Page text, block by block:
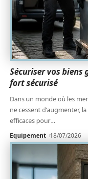
Sécuriser vos biens
fort sécurisé
Dans un monde où les
ne cessent d'augmenter,
efficaces pour…
Equipement 18/07/2026